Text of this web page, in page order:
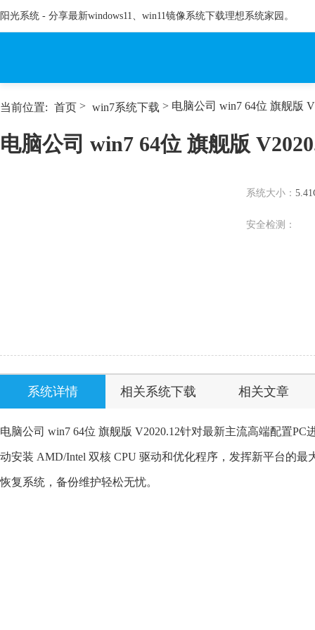
阳光系统 - 分享最新windows11、win11镜像系统下载理想系统家园。
当前位置: 首页 > win7系统下载 > 电脑公司 win7 64位 旗舰版
电脑公司 win7 64位 旗舰版
系统大小：
安全检测：
系统详情 相关系统下载 相关文章
电脑公司 win7 64位 旗舰版 V2020.12针对最新主流高端配置
动安装 AMD/Intel 双核 CPU 驱动和优化程序，发挥新平台的最
恢复系统，备份维护轻松无忧。